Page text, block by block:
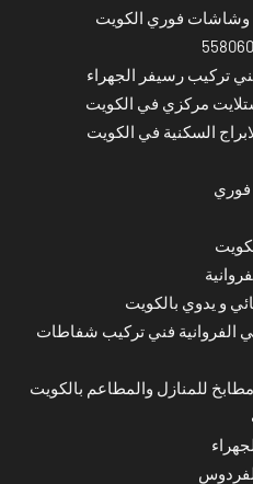
وشاشات فوري الكويت
تركيب رسيفر الجهراء
مركزي في الكويت
السكنية في الكويت
فوري
و يدوي بالكويت
الفروانية فني تركيب شفاطات
للمنازل والمطاعم بالكويت